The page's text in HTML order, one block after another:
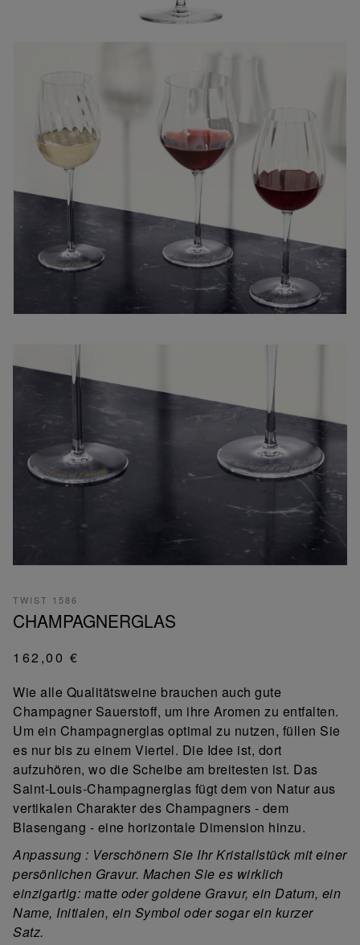
TWIST 1586
CHAMPAGNERGLAS
162,00 €
Wie alle Qualitätsweine brauchen auch gute
Champagner Sauerstoff, um ihre Aromen zu entfalten.
Um ein Champagnerglas optimal zu nutzen, füllen Sie
es nur bis zu einem Viertel. Die Idee ist, dort
aufzuhören, wo die Scheibe am breitesten ist. Das
Saint-Louis-Champagnerglas fügt dem von Natur aus
vertikalen Charakter des Champagners - dem
Blasengang - eine horizontale Dimension hinzu.
Anpassung : Verschönern Sie Ihr Kristallstück mit einer
persönlichen Gravur. Machen Sie es wirklich
einzigartig: matte oder goldene Gravur, ein Datum, ein
Name, Initialen, ein Symbol oder sogar ein kurzer
Satz.